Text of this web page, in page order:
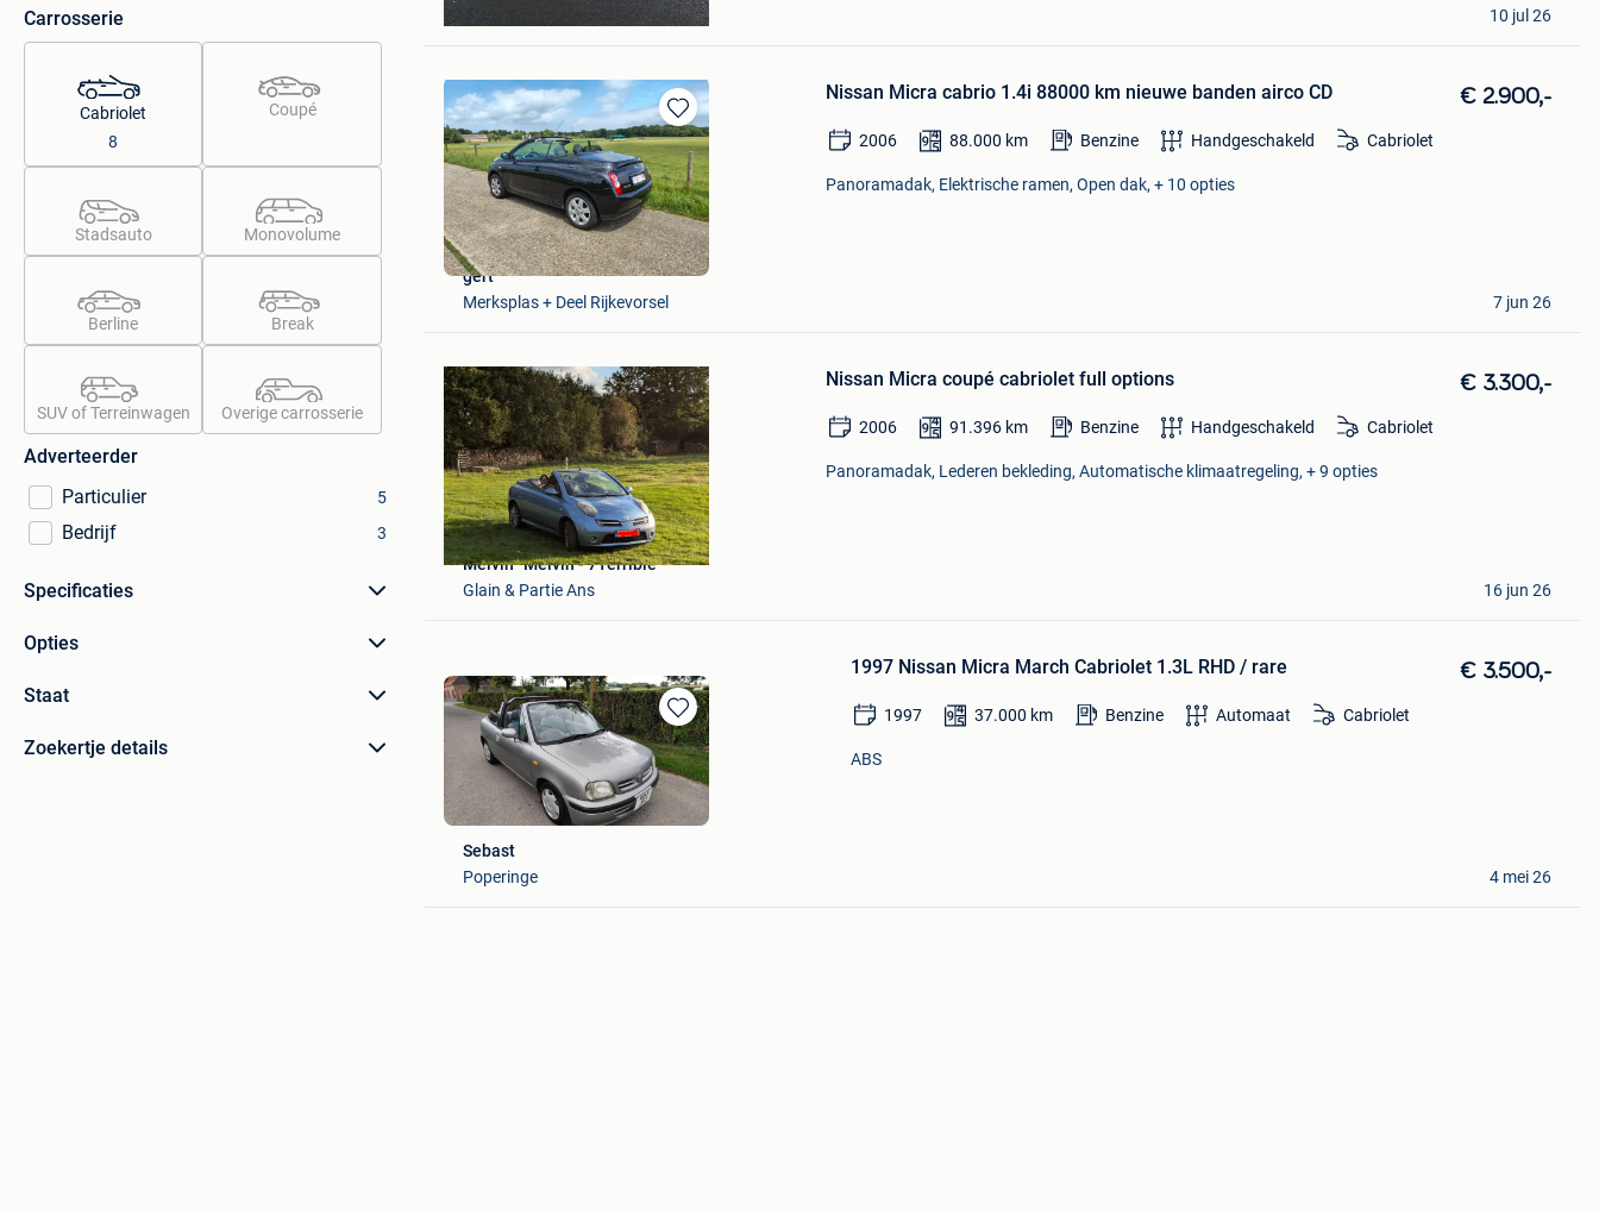
Carrosserie
Cabriolet
8
Coupé
Stadsauto Monovolume
Berline Break
SUV of Terreinwagen Overige carrosserie
Adverteerder
Particulier
5
Bedrijf 3
Specificaties
Opties
Staat
Zoekertje details
Mons
10 jul 26
Bewaren
in
Mijn
Favorieten
Nissan Micra cabrio 1.4i 88000 km nieuwe banden airco CD € 2.900,-
2006 88.000 km Benzine Handgeschakeld Cabriolet
Panoramadak, Elektrische ramen, Open dak, + 10 opties
gert
Merksplas + Deel Rijkevorsel
7 jun 26
Mijn
Favorieten
Nissan Micra coupé cabriolet full options € 3.300,-
2006 91.396 km Benzine Handgeschakeld Cabriolet
Panoramadak, Lederen bekleding, Automatische klimaatregeling, + 9 opties
Melvin “Melvin - 7Terrible”
Glain & Partie Ans
16 jun 26
Bewaren
in
Mijn
Favorieten
1997 Nissan Micra March Cabriolet 1.3L RHD / rare € 3.500,-
1997 37.000 km Benzine Automaat Cabriolet
ABS
Sebast
Poperinge
4 mei 26